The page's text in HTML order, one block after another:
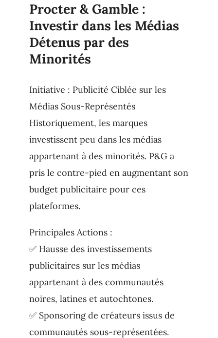
Procter & Gamble :
Investir dans les Médias
Détenus par des
Minorités
Initiative : Publicité Ciblée sur les
Médias Sous-Représentés
Historiquement, les marques
investissent peu dans les médias
appartenant à des minorités. P&G a
pris le contre-pied en augmentant son
budget publicitaire pour ces
plateformes.
Principales Actions :
✅ Hausse des investissements
publicitaires sur les médias
appartenant à des communautés
noires, latines et autochtones.
✅ Sponsoring de créateurs issus de
communautés sous-représentées.